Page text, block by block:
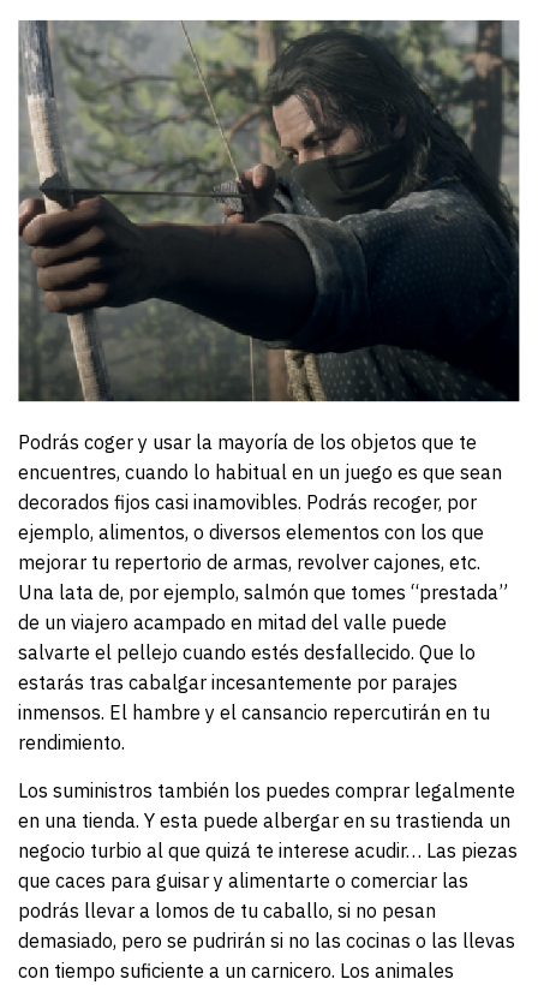
Podrás coger y usar la mayoría de los objetos que te
encuentres, cuando lo habitual en un juego es que sean
decorados fijos casi inamovibles. Podrás recoger, por
ejemplo, alimentos, o diversos elementos con los que
mejorar tu repertorio de armas, revolver cajones, etc.
Una lata de, por ejemplo, salmón que tomes “prestada”
de un viajero acampado en mitad del valle puede
salvarte el pellejo cuando estés desfallecido. Que lo
estarás tras cabalgar incesantemente por parajes
inmensos. El hambre y el cansancio repercutirán en tu
rendimiento.
Los suministros también los puedes comprar legalmente
en una tienda. Y esta puede albergar en su trastienda un
negocio turbio al que quizá te interese acudir… Las piezas
que caces para guisar y alimentarte o comerciar las
podrás llevar a lomos de tu caballo, si no pesan
demasiado, pero se pudrirán si no las cocinas o las llevas
con tiempo suficiente a un carnicero. Los animales